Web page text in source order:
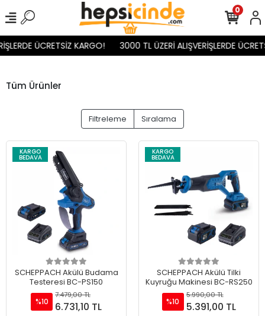
ÜCRETSİZ KARGO! 3000 TL ÜZERİ ALIŞVERİŞLERDE
0
Tüm Ürünler
Filtreleme Sıralama
KARGO
BEDAVA
SCHEPPACH Akülü Budama
Testeresi BC-PS150
%10
7.479,00 TL
6.731,10 TL
KARGO
BEDAVA
SCHEPPACH Akülü Tilki
Kuyruğu Makinesi BC-RS250
%10
5.990,00 TL
5.391,00 TL